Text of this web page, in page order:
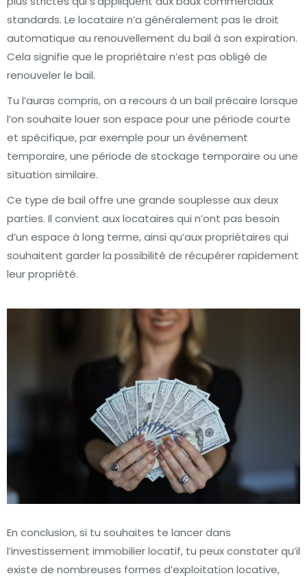
standards. Le locataire n’a généralement pas le droit
automatique au renouvellement du bail à son expiration.
Cela signifie que le propriétaire n’est pas obligé de
renouveler le bail.
Tu l’auras compris, on a recours à un bail précaire lorsque
l’on souhaite louer son espace pour une période courte
et spécifique, par exemple pour un événement
temporaire, une période de stockage temporaire ou une
situation similaire.
Ce type de bail offre une grande souplesse aux deux
parties. Il convient aux locataires qui n’ont pas besoin
d’un espace à long terme, ainsi qu’aux propriétaires qui
souhaitent garder la possibilité de récupérer rapidement
leur propriété.
En conclusion, si tu souhaites te lancer dans
l’investissement immobilier locatif, tu peux constater qu’il
existe de nombreuses formes d’exploitation locative,